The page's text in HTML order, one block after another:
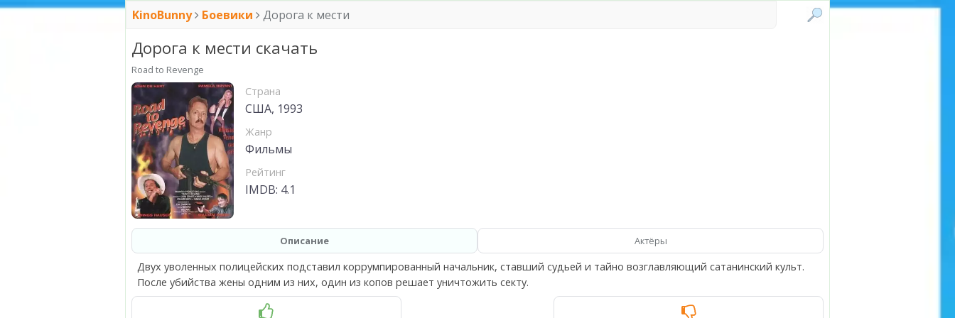
KinoBunny Боевики Дорога к мести
Дорога к мести скачать
Road to Revenge
Страна
США, 1993
Жанр
Фильмы
Рейтинг
IMDB: 4.1
Описание Актёры
Двух уволенных полицейских подставил коррумпированный начальник, ставший судьей и тайно возглавляющий сатанинский культ.
После убийства жены одним из них, один из копов решает уничтожить секту.